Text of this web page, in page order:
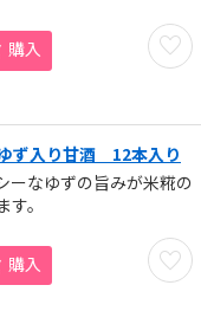
お気
購入
ず入り甘酒 12本入り
ーなゆずの旨みが米糀の
。
お気
購入